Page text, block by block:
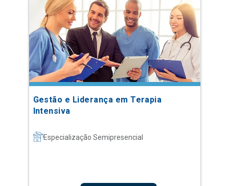
Gestão e Liderança em Terapia
Intensiva
Especialização Semipresencial